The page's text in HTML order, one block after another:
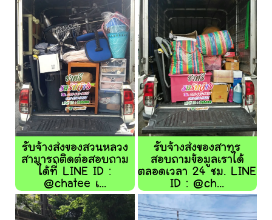
รับจ้างส่งของสวนหลวง
สามารถติดต่อสอบถาม
ได้ที่ LINE ID :
@chatee เ...
รับจ้างส่งของสาทร
สอบถามข้อมูลเราได้
ตลอดเวลา 24 ชม. LINE
ID : @ch...